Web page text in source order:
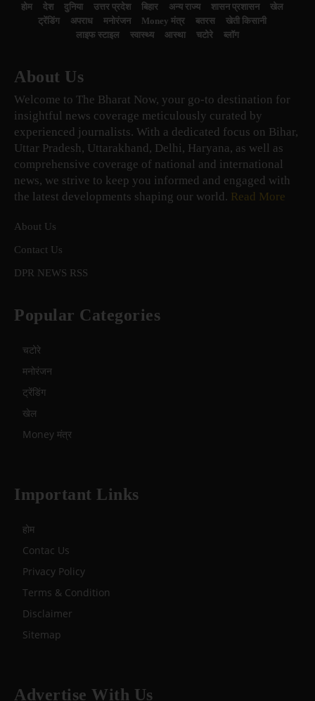
होम देश दुनिया उत्तर प्रदेश बिहार अन्य राज्य शासन प्रशासन
खेल
ट्रेंडिंग
अपराध मनोरंजन Money मंत्र बतरस
खेती किसानी
लाइफ स्टाइल
स्वास्थ्य आस्था चटोरे ब्लॉग
About Us
Welcome to The Bharat Now, your go-to destination for
insightful news coverage meticulously curated by
experienced journalists. With a dedicated focus on Bihar,
Uttar Pradesh, Uttarakhand, Delhi, Haryana, as well as
comprehensive coverage of national and international
news, we strive to keep you informed and engaged with
the latest developments shaping our world. Read More
About Us
Contact Us
DPR NEWS RSS
Popular Categories
चटोरे
मनोरंजन
ट्रेंडिंग
खेल
Money मंत्र
Important Links
होम
Contac Us
Privacy Policy
Terms & Condition
Disclaimer
Sitemap
Advertise With Us